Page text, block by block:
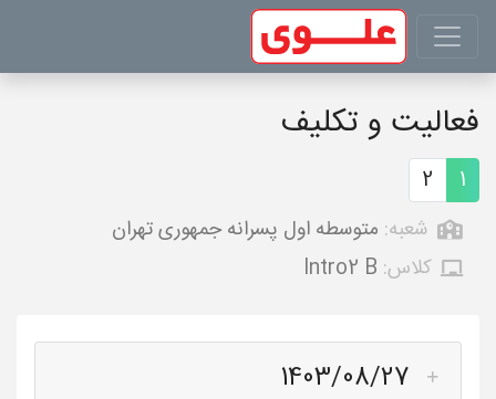
فعالیت و تکلیف
1
2
شعبه: متوسطه اول پسرانه جمهوری تهران
کلاس: Intro2 B
1403/08/27